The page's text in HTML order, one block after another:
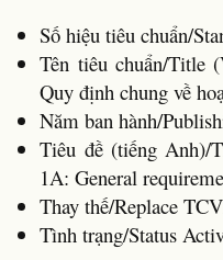
Số hiệu tiêu chuẩn/
Tên tiêu chuẩn/Title
Quy định chung về
Năm ban hành/
Tiêu đề (tiếng Anh)/
1A: General
Thay thế/Replace
Tình trạng/Status